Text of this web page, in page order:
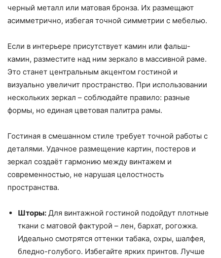
черный металл или матовая бронза. Их размещают
асимметрично, избегая точной симметрии с мебелью.
Если в интерьере присутствует камин или фальш-
камин, разместите над ним зеркало в массивной раме.
Это станет центральным акцентом гостиной и
визуально увеличит пространство. При использовании
нескольких зеркал – соблюдайте правило: разные
формы, но единая цветовая палитра рамы.
Гостиная в смешанном стиле требует точной работы с
деталями. Удачное размещение картин, постеров и
зеркал создаёт гармонию между винтажем и
современностью, не нарушая целостность
пространства.
Шторы: Для винтажной гостиной подойдут плотные
ткани с матовой фактурой – лен, бархат, рогожка.
Идеально смотрятся оттенки табака, охры, шалфея,
бледно-голубого. Избегайте ярких принтов. Лучше